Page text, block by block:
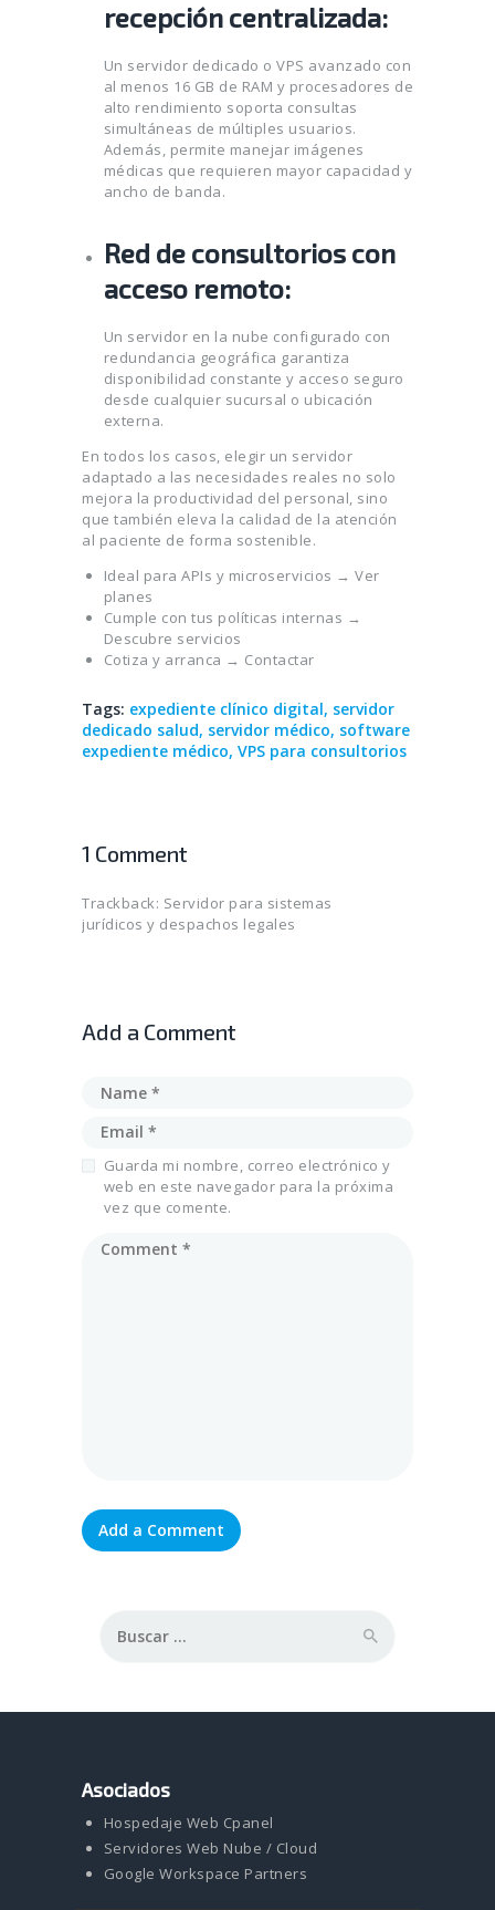
recepción centralizada:
Un servidor dedicado o VPS avanzado con
al menos 16 GB de RAM y procesadores de
alto rendimiento soporta consultas
simultáneas de múltiples usuarios.
Además, permite manejar imágenes
médicas que requieren mayor capacidad y
ancho de banda.
Red de consultorios con
acceso remoto:
Un servidor en la nube configurado con
redundancia geográfica garantiza
disponibilidad constante y acceso seguro
desde cualquier sucursal o ubicación
externa.
En todos los casos, elegir un servidor
adaptado a las necesidades reales no solo
mejora la productividad del personal, sino
que también eleva la calidad de la atención
al paciente de forma sostenible.
Ideal para APIs y microservicios → Ver
planes
Cumple con tus políticas internas →
Descubre servicios
Cotiza y arranca → Contactar
Tags: expediente clínico digital, servidor
dedicado salud, servidor médico, software
expediente médico, VPS para consultorios
1 Comment
Trackback: Servidor para sistemas
jurídicos y despachos legales
Add a Comment
Guarda mi nombre, correo electrónico y
web en este navegador para la próxima
vez que comente.
Asociados
Hospedaje Web Cpanel
Servidores Web Nube / Cloud
Google Workspace Partners